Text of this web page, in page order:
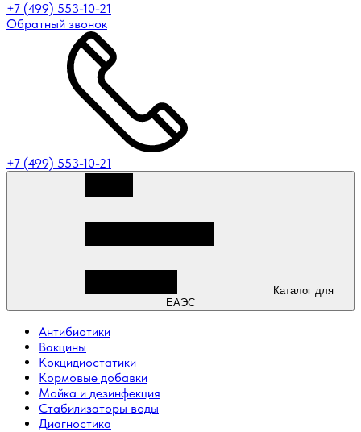
+7 (499) 553-10-21
Обратный звонок
+7 (499) 553-10-21
ЕАЭС
Антибиотики
Вакцины
Кокцидиостатики
Кормовые добавки
Мойка и дезинфекция
Стабилизаторы воды
Диагностика